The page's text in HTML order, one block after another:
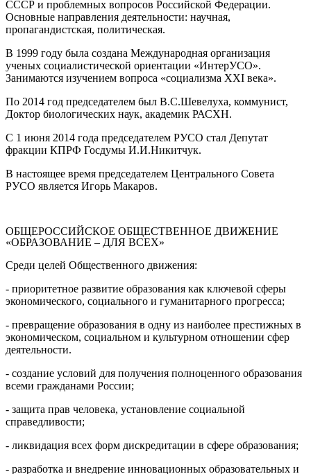
СССР и проблемных вопросов Российской Федерации.
Основные направления деятельности: научная,
пропагандистская, политическая.
В 1999 году была создана Международная организация
ученых социалистической ориентации «ИнтерУСО».
Занимаются изучением вопроса «социализма XXI века».
По 2014 год председателем был В.С.Шевелуха, коммунист,
Доктор биологических наук, академик РАСХН.
С 1 июня 2014 года председателем РУСО стал Депутат
фракции КПРФ Госдумы И.И.Никитчук.
В настоящее время председателем Центрального Совета
РУСО является Игорь Макаров.
ОБЩЕРОССИЙСКОЕ ОБЩЕСТВЕННОЕ ДВИЖЕНИЕ
«ОБРАЗОВАНИЕ – ДЛЯ ВСЕХ»
Среди целей Общественного движения:
- приоритетное развитие образования как ключевой сферы
экономического, социального и гуманитарного прогресса;
- превращение образования в одну из наиболее престижных в
экономическом, социальном и культурном отношении сфер
деятельности.
- создание условий для получения полноценного образования
всеми гражданами России;
- защита прав человека, установление социальной
справедливости;
- ликвидация всех форм дискредитации в сфере образования;
- разработка и внедрение инновационных образовательных и